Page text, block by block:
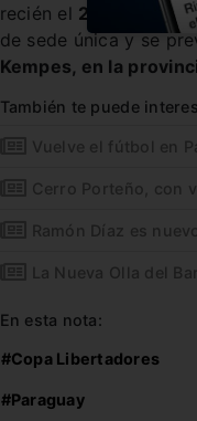
recién el 27 de
de sede única y se
Kempes, en la
También te puede
Vuelve el fútbol en
Cerro Porteño, con
Ramón Díaz es
La Nueva Olla del
En esta nota:
#Copa Libertadores
#Paraguay